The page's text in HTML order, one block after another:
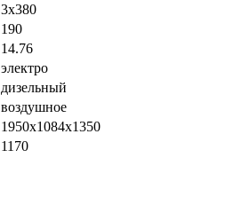
3x380
190
14.76
электро
дизельный
воздушное
1950x1084x1350
1170